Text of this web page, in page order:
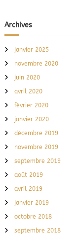
Archives
janvier 2025
novembre 2020
juin 2020
avril 2020
février 2020
janvier 2020
décembre 2019
novembre 2019
septembre 2019
août 2019
avril 2019
janvier 2019
octobre 2018
septembre 2018